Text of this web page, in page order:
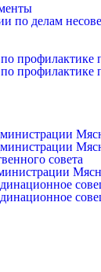
по делам
профилактике
профилактике
совета